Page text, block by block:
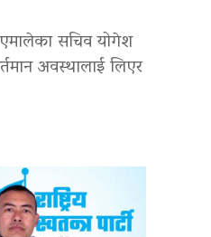
सचिव योगेश
अवस्थालाई लिएर